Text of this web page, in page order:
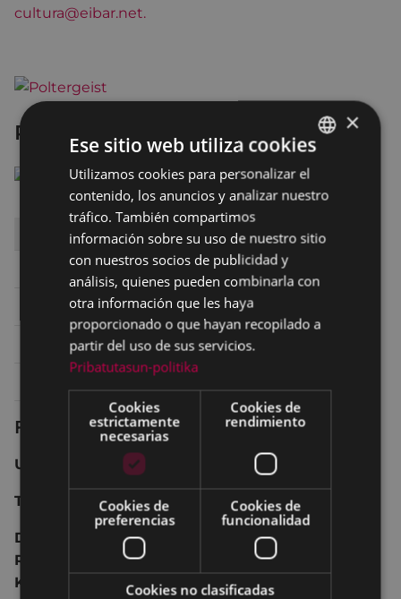
cultura@eibar.net.
Poltergeist
HORA SALA
Sábado 6 19:45 TEATRO ANTZOKIA
Sábado 6 22:30 TEATRO ANTZOKIA
Domingo 7 20:00 TEATRO ANTZOKIA
20:30
Ficha técnica
USA - 2015 - 93 min.
Terror - Mayores de 12 años
Dirección: Gil Kenan Interpretación:
Rockwell, Rosemarie DeWitt, Jared Harris,
Kennedi Clements
BASQUE
SPANISH
×
Ese sitio web utiliza cookies
Utilizamos cookies para personalizar el
contenido, los anuncios y analizar nuestro
tráfico. También compartimos
información sobre su uso de nuestro sitio
con nuestros socios de publicidad y
análisis, quienes pueden combinarla con
otra información que les haya
proporcionado o que hayan recopilado a
partir del uso de sus servicios.
Pribatutasun-politika
Cookies
estrictamente
necesarias
Cookies de
rendimiento
Cookies de
preferencias
Cookies de
funcionalidad
Cookies no clasificadas